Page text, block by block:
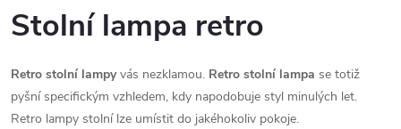
Stolní lampa retro
Retro stolní lampyvás nezklamou. Retro stolní lampa se totiž
pyšní specifickým vzhledem, kdy napodobuje styl minulých let.
Retro lampy stolní lze umístit do jakéhokoliv pokoje.